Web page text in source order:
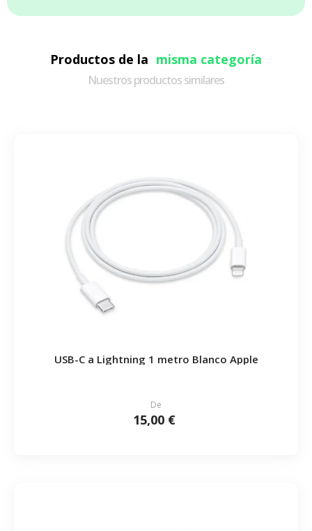
Productos de la misma categoría
Nuestros productos similares
USB-C a Lightning 1 metro Blanco Apple
De
15,00 €